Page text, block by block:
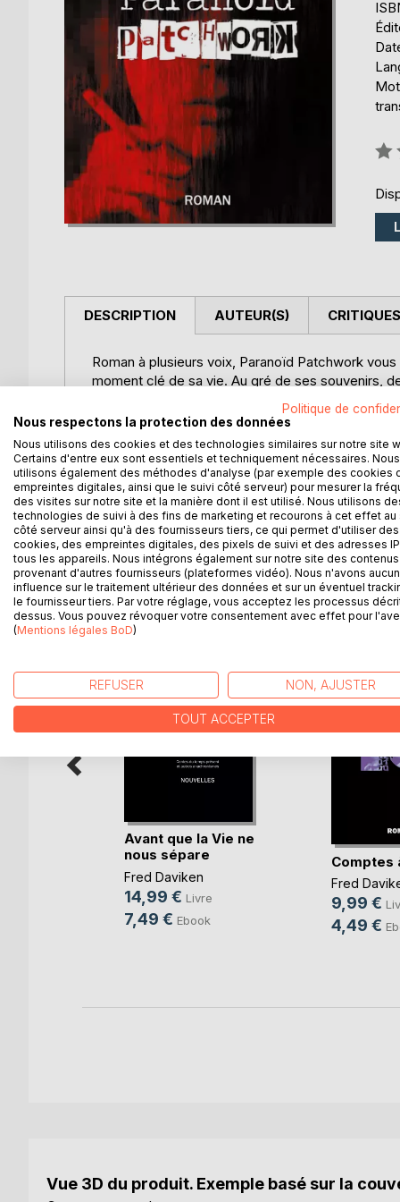
DESCRIPTION
Roman à plusieurs voix, Paranoïd Patchwork
moment clé de sa vie. Au gré de ses souvenirs,
retrouvera-t-elle l'auteur de cette lettre remise
doux et protecteur ? Empêchera-t-elle la
d'un cheminement individuel sous forme
ans d'humanité qui se répètent un peu plus vite,
vers un mur. Un train qui est le nôtre. Un mur
mythologie, sociologie et uchronie.
Cette version respecte le découpage voulu par
AUTEUR(S)
D’AUTRES TITRES À
Avant que la Vie ne
nous sépare
Fred Daviken
14,99 € Livre
7,49 € Ebook
Comptes
Fred
9,99 €
4,49 €
Vue 3D du produit. Exemple basé sur la
Politique de
Nous respectons la protection des données
Nous utilisons des cookies et des technologies similaires sur notre site
Certains d'entre eux sont essentiels et techniquement nécessaires. Nous
utilisons également des méthodes d'analyse (par exemple des cookies
empreintes digitales, ainsi que le suivi côté serveur) pour mesurer la
des visites sur notre site et la manière dont il est utilisé. Nous utilisons
technologies de suivi à des fins de marketing et recourons à cet effet au
côté serveur ainsi qu'à des fournisseurs tiers, ce qui permet d'utiliser des
cookies, des empreintes digitales, des pixels de suivi et des adresses
tous les appareils. Nous intégrons également sur notre site des
provenant d'autres fournisseurs (plateformes vidéo). Nous n'avons
influence sur le traitement ultérieur des données et sur un éventuel
le fournisseur tiers. Par votre réglage, vous acceptez les processus
dessus. Vous pouvez révoquer votre consentement avec effet pour
(Mentions légales BoD)
REFUSER NON, AJUSTER
TOUT ACCEPTER